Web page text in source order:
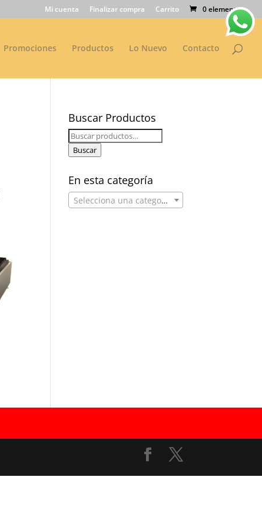
Mi cuenta Finalizar compra Carrito 0 elementos
Promociones Productos Lo Nuevo Contacto
Buscar Productos
Buscar
por:
Buscar
En esta categoría
Selecciona una categoría